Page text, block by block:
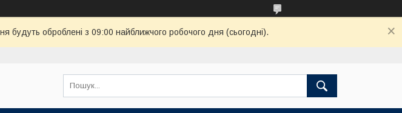
будуть оброблені з 09:00 найближчого робочого дня (сьогодні).